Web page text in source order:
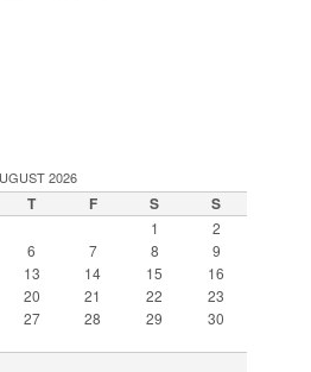
2026
T F S S
1
2
6 7 8
9
13 14 15
16
20 21 22
23
27 28 29
30